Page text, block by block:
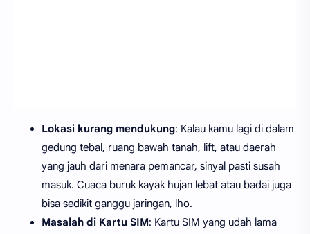
Lokasi kurang mendukung: Kalau kamu lagi di dalam
gedung tebal, ruang bawah tanah, lift, atau daerah
yang jauh dari menara pemancar, sinyal pasti susah
masuk. Cuaca buruk kayak hujan lebat atau badai juga
bisa sedikit ganggu jaringan, lho.
Masalah di Kartu SIM: Kartu SIM yang udah lama